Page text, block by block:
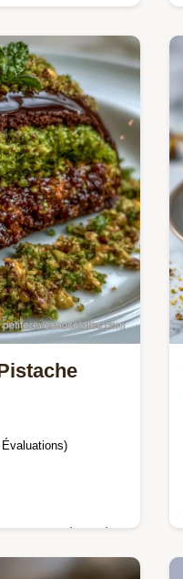
Idéal pour
ce Chocolat
les détails